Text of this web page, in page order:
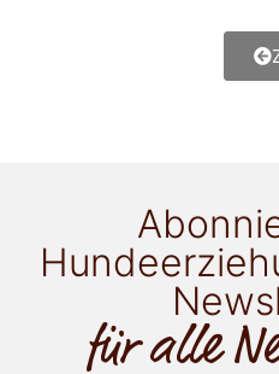
für alle